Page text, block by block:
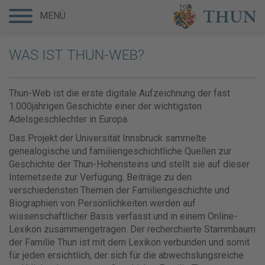
WAS IST THUN-WEB?
Thun-Web ist die erste digitale Aufzeichnung der fast
1.000jährigen Geschichte einer der wichtigsten
Adelsgeschlechter in Europa.
Das Projekt der Universität Innsbruck sammelte
genealogische und familiengeschichtliche Quellen zur
Geschichte der Thun-Hohensteins und stellt sie auf dieser
Internetseite zur Verfügung. Beiträge zu den
verschiedensten Themen der Familiengeschichte und
Biographien von Persönlichkeiten werden auf
wissenschaftlicher Basis verfasst und in einem Online-
Lexikon zusammengetragen. Der recherchierte Stammbaum
der Familie Thun ist mit dem Lexikon verbunden und somit
für jeden ersichtlich, der sich für die abwechslungsreiche
MENÜ